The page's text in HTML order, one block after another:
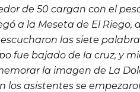
de 50 cargan con el
a la Meseta de El Riego,
las siete
fue bajado de la cruz, y
la imagen de La
los asistentes se